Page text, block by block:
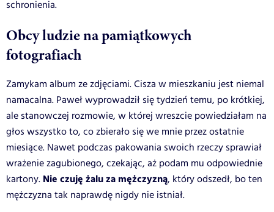
schronienia.
Obcy ludzie na pamiątkowych
fotografiach
Zamykam album ze zdjęciami. Cisza w mieszkaniu jest niemal
namacalna. Paweł wyprowadził się tydzień temu, po krótkiej,
ale stanowczej rozmowie, w której wreszcie powiedziałam na
głos wszystko to, co zbierało się we mnie przez ostatnie
miesiące. Nawet podczas pakowania swoich rzeczy sprawiał
wrażenie zagubionego, czekając, aż podam mu odpowiednie
kartony. Nie czuję żalu za mężczyzną, który odszedł, bo ten
mężczyzna tak naprawdę nigdy nie istniał.